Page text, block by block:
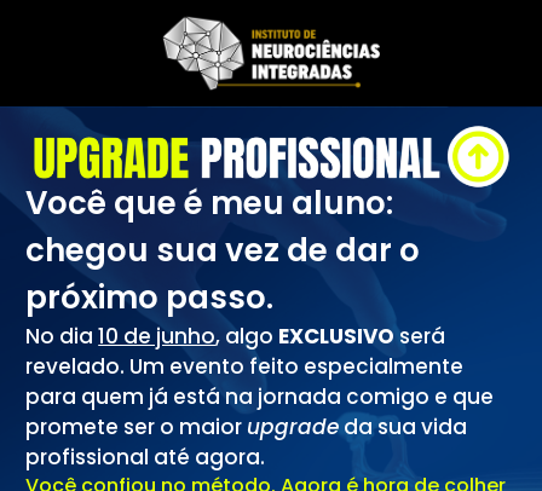
Você que é meu aluno:
chegou sua vez de dar o
próximo passo.
No dia10 de junho, algo EXCLUSIVOserá
revelado. Um evento feito especialmente
para quem já está na jornada comigo e que
promete ser o maior upgrade da sua vida
profissional até agora.
Você confiou no método. Agora é hora de colher